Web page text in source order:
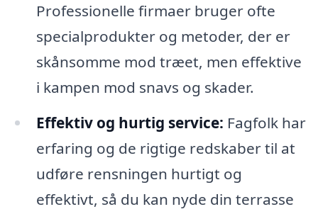
Professionelle firmaer bruger ofte
specialprodukter og metoder, der er
skånsomme mod træet, men effektive
i kampen mod snavs og skader.
Effektiv og hurtig service: Fagfolk har
erfaring og de rigtige redskaber til at
udføre rensningen hurtigt og
effektivt, så du kan nyde din terrasse